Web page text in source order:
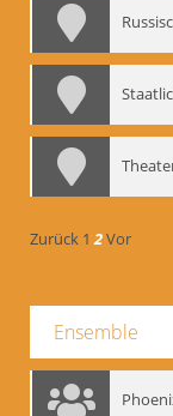
Zurück 1 2Vor
Ensemble